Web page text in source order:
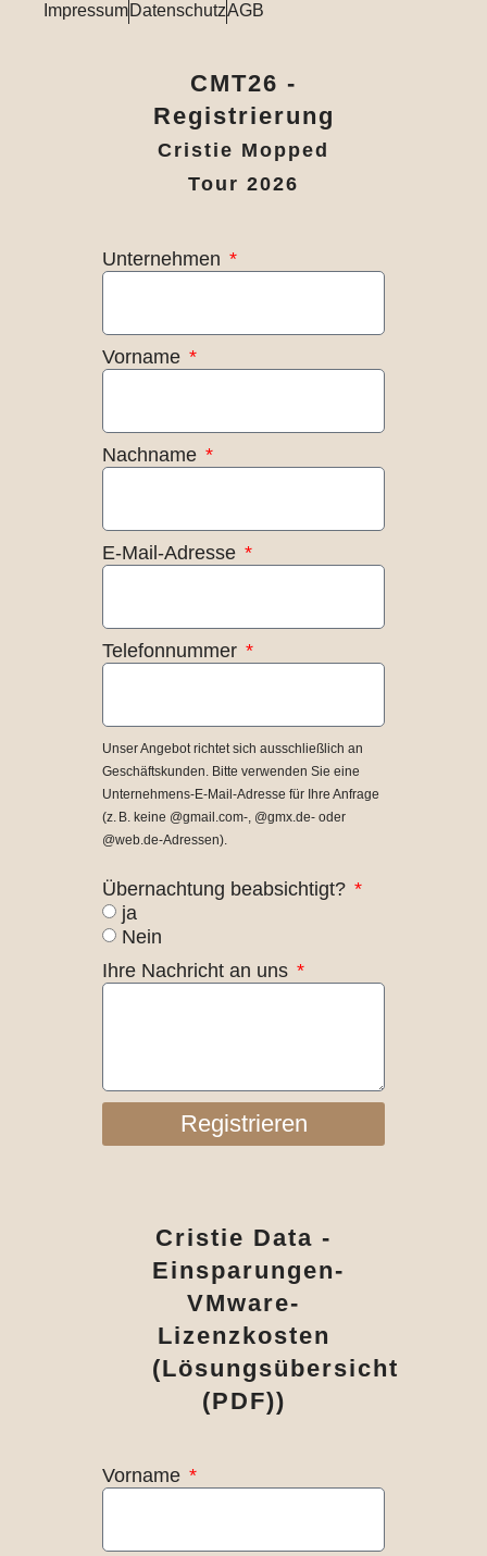
ImpressumDatenschutzAGB
CMT26 -
Registrierung
Cristie Mopped
Tour 2026
Unternehmen
Vorname
Nachname
E-Mail-Adresse
Telefonnummer
Unser Angebot richtet sich ausschließlich an
Geschäftskunden. Bitte verwenden Sie eine
Unternehmens-E-Mail-Adresse für Ihre Anfrage
(z. B. keine @gmail.com-, @gmx.de- oder
@web.de-Adressen).
Übernachtung beabsichtigt?
ja
Nein
Ihre Nachricht an uns
Registrieren
Cristie Data -
Einsparungen-
VMware-
Lizenzkosten
(Lösungsübersicht
(PDF))
Vorname